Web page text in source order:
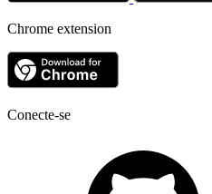
Chrome extension
Conecte-se